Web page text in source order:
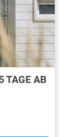
TAGE AB